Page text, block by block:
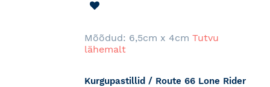
Mõõdud: 6,5cm x 4cm Tutvu
lähemalt
Kurgupastillid / Route 66 Lone Rider